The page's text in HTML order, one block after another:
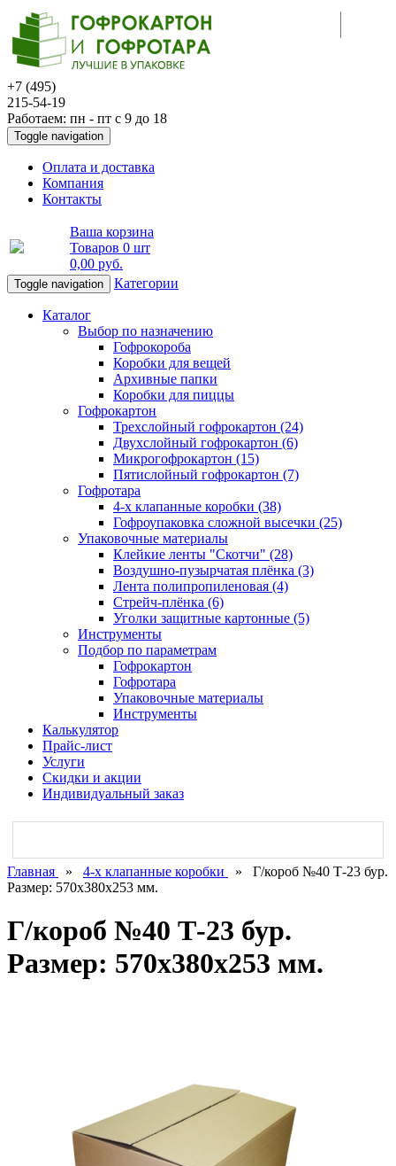
+7 (495)
215-54-19
Работаем: пн - пт с 9 до 18
Toggle navigation
Оплата и доставка
Компания
Контакты
Ваша корзина
Товаров 0 шт
0,00 руб.
Toggle navigation Категории
Каталог
Выбор по назначению
Гофрокороба
Коробки для вещей
Архивные папки
Коробки для пиццы
Гофрокартон
Трехслойный гофрокартон (24)
Двухслойный гофрокартон (6)
Микрогофрокартон (15)
Пятислойный гофрокартон (7)
Гофротара
4-х клапанные коробки (38)
Гофроупаковка сложной высечки (25)
Упаковочные материалы
Клейкие ленты "Скотчи" (28)
Воздушно-пузырчатая плёнка (3)
Лента полипропиленовая (4)
Стрейч-плёнка (6)
Уголки защитные картонные (5)
Инструменты
Подбор по параметрам
Гофрокартон
Гофротара
Упаковочные материалы
Инструменты
Калькулятор
Прайс-лист
Услуги
Скидки и акции
Индивидуальный заказ
Главная » 4-х клапанные коробки » Г/короб №40 Т-23 бур.
Размер: 570х380х253 мм.
Г/короб №40 Т-23 бур.
Размер: 570х380х253 мм.